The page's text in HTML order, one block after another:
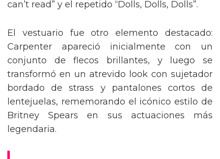
can’t read” y el repetido “Dolls, Dolls, Dolls”.
El vestuario fue otro elemento destacado:
Carpenter apareció inicialmente con un
conjunto de flecos brillantes, y luego se
transformó en un atrevido look con sujetador
bordado de strass y pantalones cortos de
lentejuelas, rememorando el icónico estilo de
Britney Spears en sus actuaciones más
legendaria.